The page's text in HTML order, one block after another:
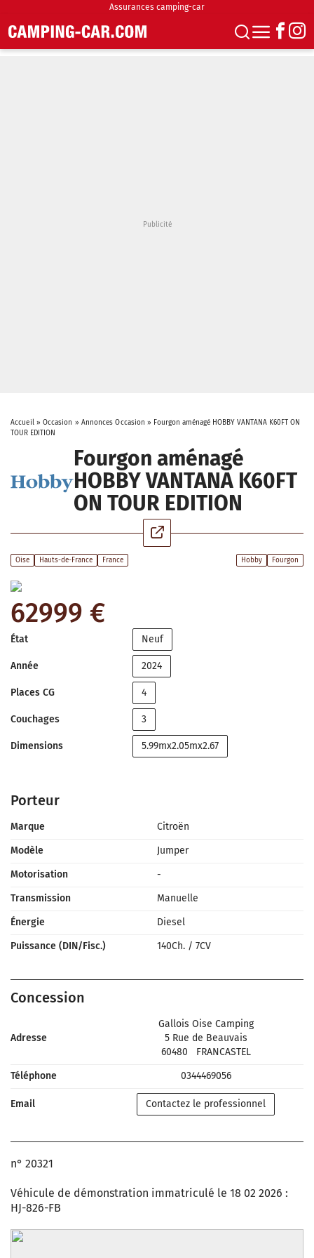
Assurances camping-car
Accueil» Occasion » Annonces Occasion » Fourgon aménagé HOBBY VANTANA K60FT ON
TOUR EDITION
Fourgon aménagé
HOBBY VANTANA K60FT
ON TOUR EDITION
Oise Hauts-de-France France Hobby Fourgon
62999 €
État Neuf
Année 2024
Places CG 4
Couchages 3
Dimensions 5.99mx2.05mx2.67
Porteur
Marque
Citroën
Modèle
Jumper
Motorisation
-
Transmission
Manuelle
Énergie
Diesel
Puissance (DIN/Fisc.)
140Ch. / 7CV
Concession
Adresse
Gallois Oise Camping
5 Rue de Beauvais
60480
FRANCASTEL
Téléphone
0344469056
Email Contactez le professionnel
n° 20321
Véhicule de démonstration immatriculé le 18 02 2026 :
HJ-826-FB